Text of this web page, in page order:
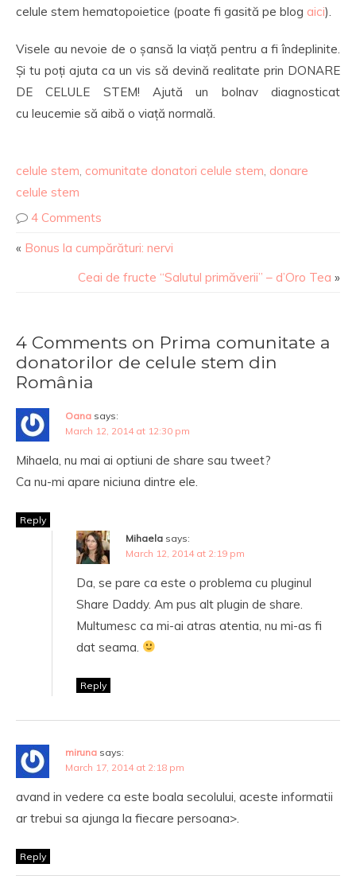
celule stem hematopoietice (poate fi gasită pe blog aici).
Visele au nevoie de o șansă la viață pentru a fi îndeplinite.
Și tu poți ajuta ca un vis să devină realitate prin DONARE
DE CELULE STEM! Ajută un bolnav diagnosticat
cu leucemie să aibă o viață normală.
celule stem comunitate donatori celule stem donare
celule stem
4 Comments
« Bonus la cumpărături: nervi
Ceai de fructe “Salutul primăverii” – d’Oro Tea »
4 Comments on Prima comunitate a
donatorilor de celule stem din
România
Oana says:
March 12, 2014 at 12:30 pm
Mihaela, nu mai ai optiuni de share sau tweet?
Ca nu-mi apare niciuna dintre ele.
Reply
Mihaela says:
March 12, 2014 at 2:19 pm
Da, se pare ca este o problema cu pluginul
Share Daddy. Am pus alt plugin de share.
Multumesc ca mi-ai atras atentia, nu mi-as fi
dat seama.
Reply
miruna says:
March 17, 2014 at 2:18 pm
avand in vedere ca este boala secolului, aceste informatii
ar trebui sa ajunga la fiecare persoana>.
Reply